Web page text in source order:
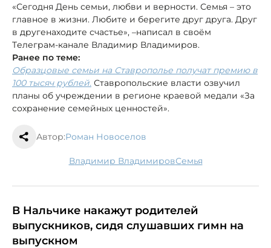
«Сегодня День семьи, любви и верности. Семья – это
главное в жизни. Любите и берегите друг друга. Друг
в другенаходите счастье», –написал в своём
Tелеграм-канале Владимир Владимиров.
Ранее по теме:
Образцовые семьи на Ставрополье получат премию в
100 тысяч рублей. Ставропольские власти озвучил
планы об учреждении в регионе краевой медали «За
сохранение семейных ценностей».
Автор:Роман Новоселов
Владимир Владимиров семья
В Нальчике накажут родителей
выпускников, сидя слушавших гимн на
выпускном